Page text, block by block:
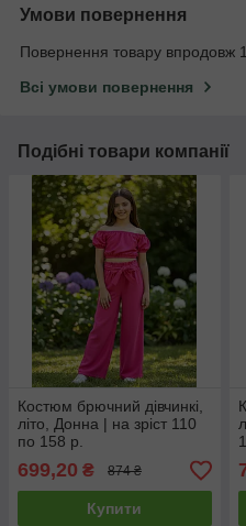
Умови повернення
Повернення товару впродовж
Всі умови повернення
Подібні товари компанії
Костюм брючний дівчинкі,
літо, Донна | на зріст 110
по 158 р.
699,20 ₴ 874 ₴
Купити